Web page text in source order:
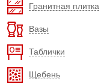
Гранитная плитка
Вазы
Таблички
Щебень